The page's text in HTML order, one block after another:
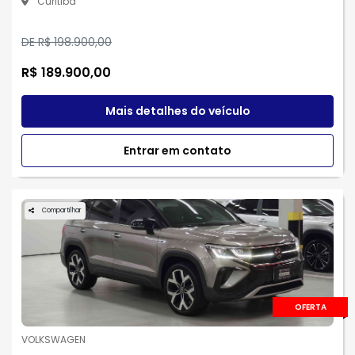
DE R$ 198.900,00
R$ 189.900,00
Mais detalhes do veículo
Entrar em contato
OFERTA
Compartilhar
VOLKSWAGEN